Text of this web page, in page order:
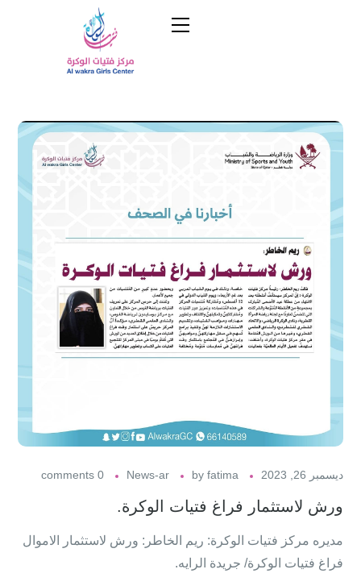
ديسمبر 26, 2023 by fatima
News-ar
0 comments
ورش لاستثمار فراغ فتيات الوكرة.
مديره مركز فتيات الوكرة: ريم الخاطر: ورش لاستثمار الاموال
فراغ فتيات الوكرة/ جريدة الرايه.